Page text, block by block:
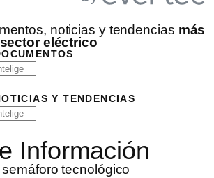
noticias y tendencias más
eléctrico
Y TENDENCIAS
Información
tecnológico